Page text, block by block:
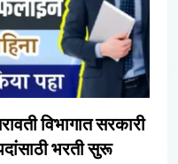
विभागात सरकारी
भरती सुरू